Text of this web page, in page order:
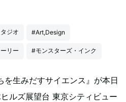
ジオ #Art,Design
リー #モンスターズ・インク
を生みだすサイエンス』が本日
ルズ展望台 東京シティビュー